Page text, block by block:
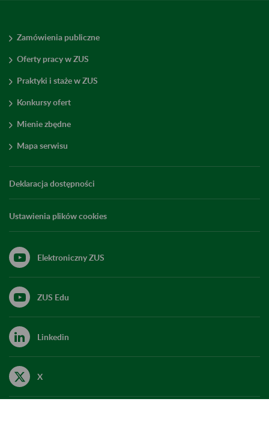
Zamówienia publiczne
Oferty pracy w ZUS
Praktyki i staże w ZUS
Konkursy ofert
Mienie zbędne
Mapa serwisu
Deklaracja dostępności
Ustawienia plików cookies
Elektroniczny ZUS
ZUS Edu
Linkedin
X